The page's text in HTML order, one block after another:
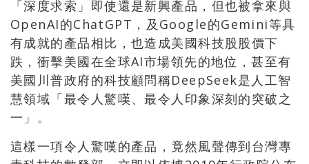
「深度求索」即使還是新興產品，但也被拿來與
OpenAI的ChatGPT，及Google的Gemini等具
有成就的產品相比，也造成美國科技股股價下
跌，衝擊美國在全球AI市場領先的地位，甚至有
美國川普政府的科技顧問稱DeepSeek是人工智
慧領域「最令人驚嘆、最令人印象深刻的突破之
一」。
這樣一項令人驚嘆的產品，竟然風聲傳到台灣專